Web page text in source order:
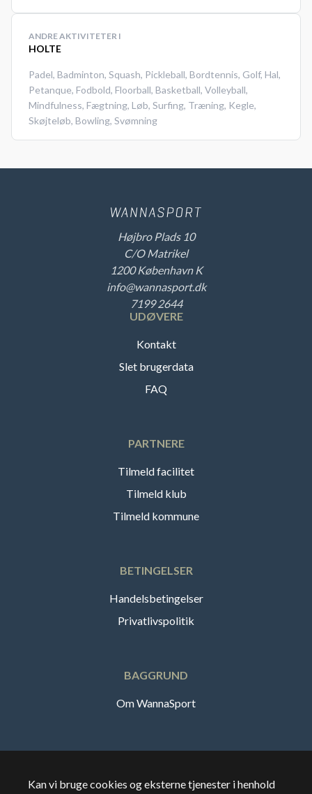
ANDRE AKTIVITETER I
HOLTE
Padel, Badminton, Squash, Pickleball, Bordtennis, Golf, Hal,
Petanque, Fodbold, Floorball, Basketball, Volleyball,
Mindfulness, Fægtning, Løb, Surfing, Træning, Kegle,
Skøjteløb, Bowling, Svømning
Højbro Plads 10
C/O Matrikel
1200 København K
info@wannasport.dk
7199 2644
UDØVERE
Kontakt
Slet brugerdata
FAQ
PARTNERE
Tilmeld facilitet
Tilmeld klub
Tilmeld kommune
BETINGELSER
Handelsbetingelser
Privatlivspolitik
BAGGRUND
Om WannaSport
Kan vi bruge cookies og eksterne tjenester i henhold